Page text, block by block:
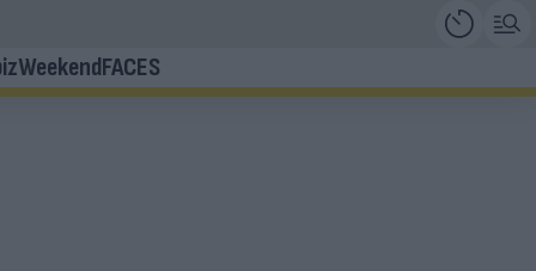
WeekendFACES